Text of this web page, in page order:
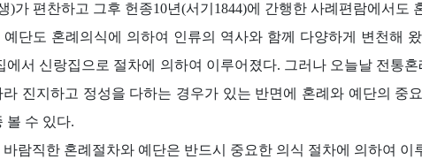
)가 편찬하고 그후 헌종10년(서기1844)에 간행한 사례편람에서
예단도 혼례의식에 의하여 인류의 역사와 함께 다양하게 변천해
에서 신랑집으로 절차에 의하여 이루어졌다. 그러나 오늘날 전통
라 진지하고 정성을 다하는 경우가 있는 반면에 혼례와 예단의 중
볼 수 있다.
바람직한 혼례절차와 예단은 반드시 중요한 의식 절차에 의하여 이